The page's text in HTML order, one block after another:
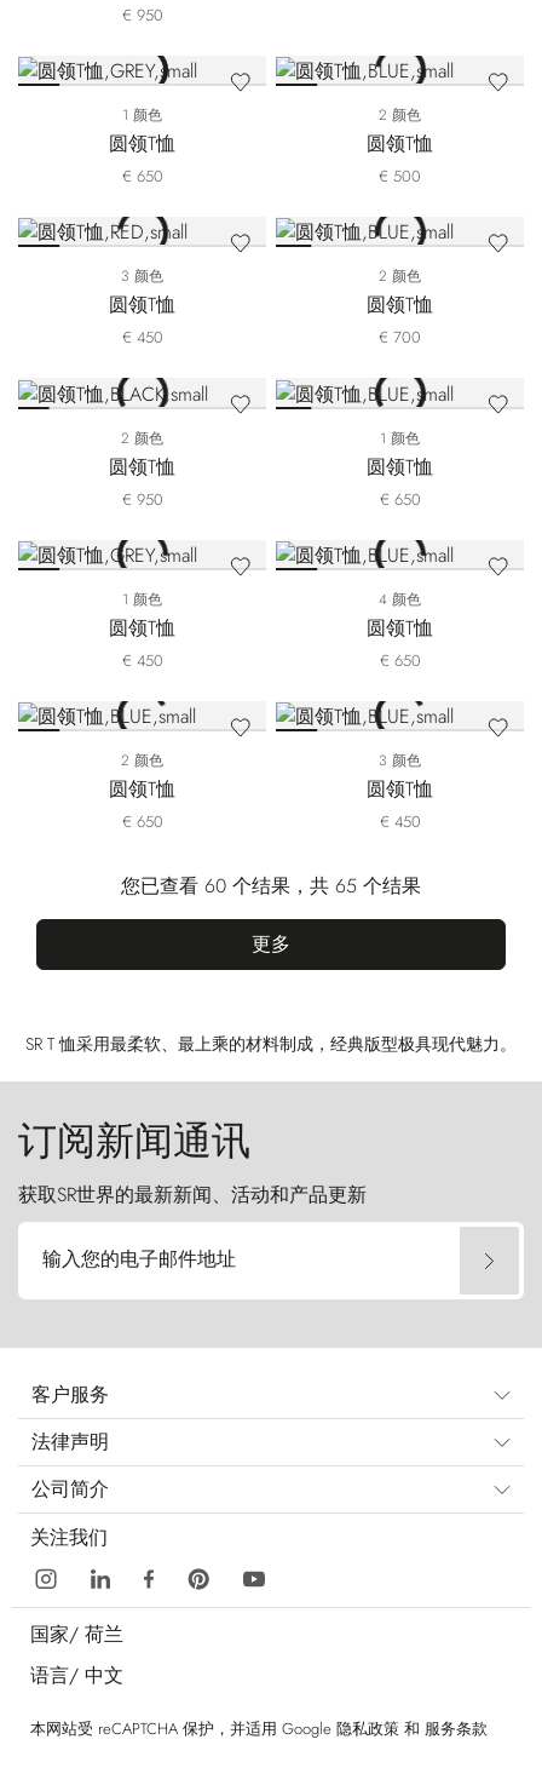
€ 950
1 颜色
圆领T恤
€ 650
2 颜色
圆领T恤
€ 500
3 颜色
圆领T恤
€ 450
2 颜色
圆领T恤
€ 700
2 颜色
圆领T恤
€ 950
1 颜色
圆领T恤
€ 650
1 颜色
圆领T恤
€ 450
4 颜色
圆领T恤
€ 650
2 颜色
圆领T恤
€ 650
3 颜色
圆领T恤
€ 450
您已查看 60 个结果，共 65 个结果
更多
SR T 恤采用最柔软、最上乘的材料制成，经典版型极具现代魅力。
订阅新闻通讯
获取SR世界的最新新闻、活动和产品更新
输入您的电子邮件地址
客户服务
法律声明
公司简介
关注我们
国家/ 荷兰
语言/ 中文
本网站受 reCAPTCHA 保护，并适用 Google 隐私政策 和 服务条款